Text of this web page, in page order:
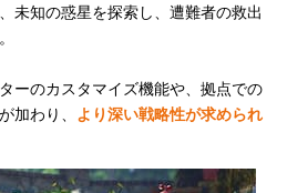
未知の惑星を探索し、遭難者の救出
ーのカスタマイズ機能や、拠点での
加わり、 より深い戦略性が求められ